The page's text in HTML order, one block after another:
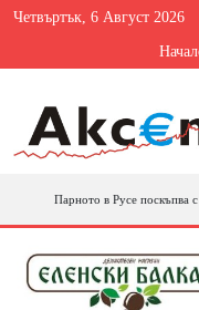
Четвъртък, 6 Август 2026
Парното в Русе поскъпва